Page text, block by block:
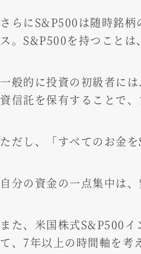
さらにS&P500は随時銘
ス。S&P500を持つことは
一般的に投資の初級者に
資信託を保有することで
ただし、「すべてのお金
自分の資金の一点集中は
また、米国株式S&P500
て、7年以上の時間軸を考